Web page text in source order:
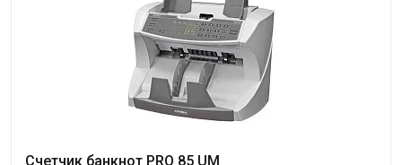
Счетчик банкнот PRO 85 UM